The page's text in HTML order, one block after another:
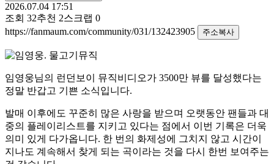
2026.07.04 17:51
조회 32추천 2스크랩 0
https://fanmaum.com/community/031/132423905
주소복사
임영웅님의 런던보이
뮤직비디오가 3500만 뷰를 달성했다는
정말 반갑고 기쁜 소식입니다.
발매 이후에도 꾸준히 많은 사랑을 받으며 오랫동안 팬들과 대
중의 플레이리스트를 지키고 있다는 점에서 이번 기록은 더욱
의미 있게 다가옵니다. 한 번의 화제성에 그치지 않고 시간이
지나도 계속해서 찾게 되는 곡이라는 것을 다시 한번 보여주는